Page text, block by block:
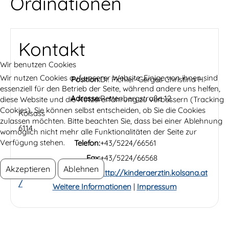
Kontakt
Position:Dr. Pichler-Gerges Christina H.
Adresse:Rettenbergstraße 12
Kolsass
6114
Telefon:+43/5224/66561
Fax:+43/5224/66568
Website: http://kinderaerztin.kolsana.at
/
Wir benutzen Cookies
Wir nutzen Cookies auf unserer Website. Einige von ihnen sind
essenziell für den Betrieb der Seite, während andere uns helfen,
diese Website und die Nutzererfahrung zu verbessern (Tracking
Cookies). Sie können selbst entscheiden, ob Sie die Cookies
zulassen möchten. Bitte beachten Sie, dass bei einer Ablehnung
womöglich nicht mehr alle Funktionalitäten der Seite zur
Verfügung stehen.
Akzeptieren Ablehnen
Weitere Informationen| Impressum